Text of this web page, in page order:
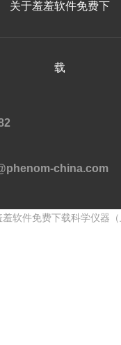
关于羞羞软件免费下
载
china.com
羞软件免费下载科学仪器（